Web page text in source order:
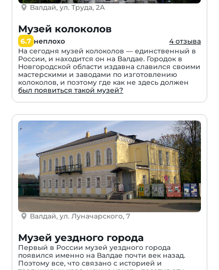
Валдай, ул. Труда, 2А
Музей колоколов
6.7 неплохо
4 отзыва
На сегодня музей колоколов — единственный в
России, и находится он на Валдае. Городок в
Новгородской области издавна славился своими
мастерскими и заводами по изготовлению
колоколов, и поэтому где как не здесь должен
был появиться такой музей?
Валдай, ул. Луначарского, 7
Музей уездного города
Первый в России музей уездного города
появился именно на Валдае почти век назад.
Поэтому все, что связано с историей и